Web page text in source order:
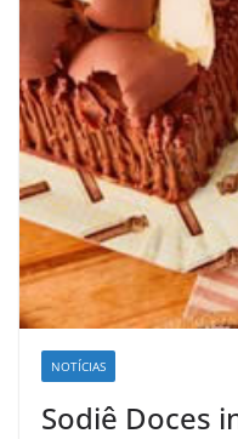
NOTÍCIAS
Sodiê Doces